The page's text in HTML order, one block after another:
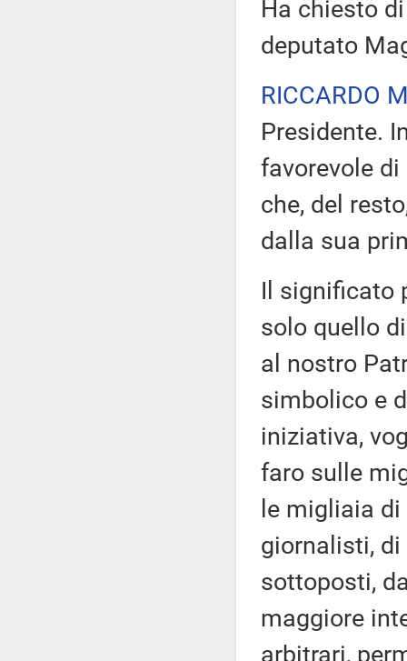
Ha chiesto
deputato
RICCARDO
Presidente.
favorevole di
che, del
dalla sua
Il significato
solo quello
al nostro
simbolico e
iniziativa,
faro sulle
le migliaia
giornalisti,
sottoposti,
maggiore
arbitrari,